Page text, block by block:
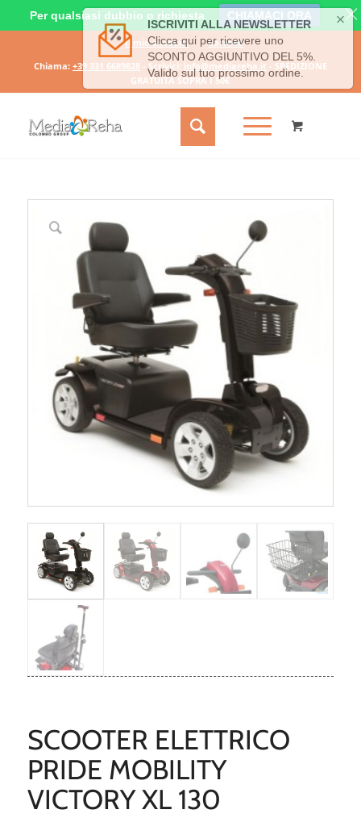
Il mio account
Carrello
Chiama: +39 331 6689828- Scrivici: info@mediareha.it - SPEDIZIONE
GRATUITA SOPRA I 50€
SCOOTER ELETTRICO
PRIDE MOBILITY
VICTORY XL 130
Per qualsiasi dubbio o richiesta CHIAMACI ORA